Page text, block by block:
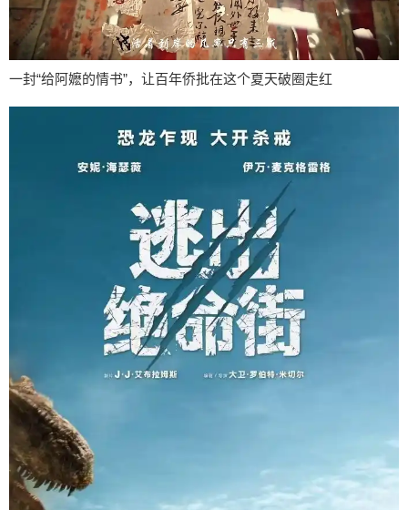
一封“给阿嬷的情书”，让百年侨批在这个夏天破圈走红